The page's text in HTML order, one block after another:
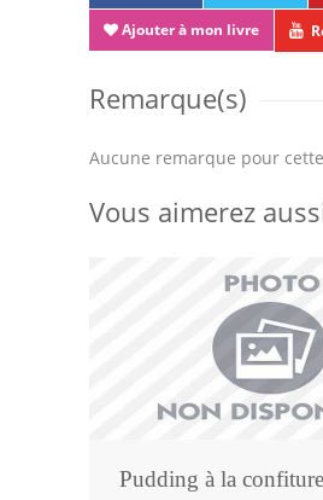
Ajouter à mon livre
Remarque(s)
Aucune remarque pour
Vous aimerez
Pudding à la